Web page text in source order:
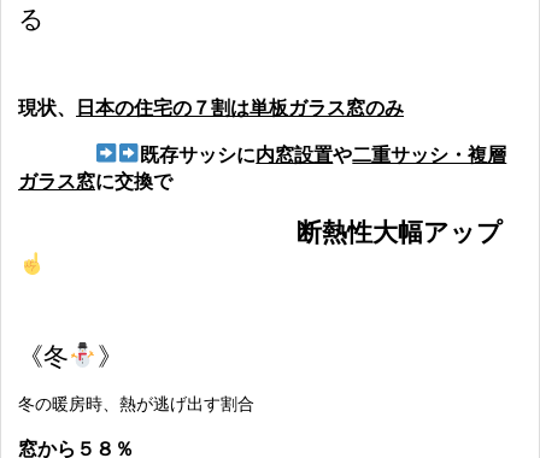
る
現状、 日本の住宅の７割は単板ガラス窓のみ
既存サッシに内窓設置や二重サッシ・複層
ガラス窓に交換で
断熱性大幅アップ
《冬 》
冬の暖房時、熱が逃げ出す割合
窓から５８％